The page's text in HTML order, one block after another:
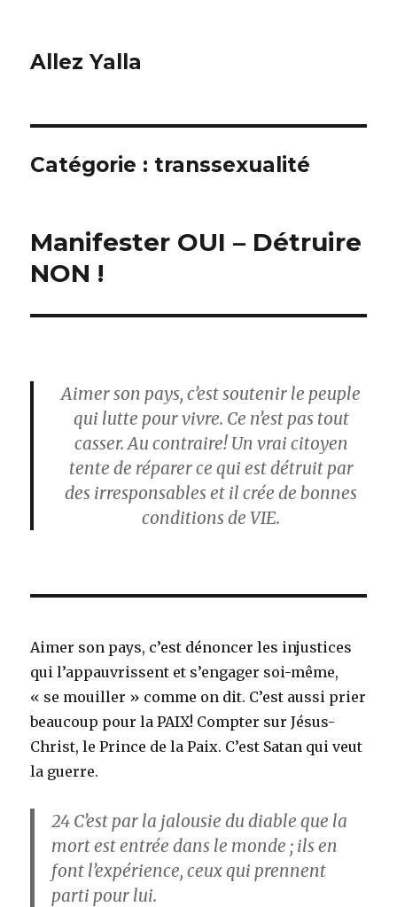
Allez Yalla
Catégorie : transsexualité
Manifester OUI – Détruire
NON !
Aimer son pays, c’est soutenir le peuple
qui lutte pour vivre. Ce n’est pas tout
casser. Au contraire! Un vrai citoyen
tente de réparer ce qui est détruit par
des irresponsables et il crée de bonnes
conditions de VIE.
Aimer son pays, c’est dénoncer les injustices
qui l’appauvrissent et s’engager soi-même,
« se mouiller » comme on dit. C’est aussi prier
beaucoup pour la PAIX! Compter sur Jésus-
Christ, le Prince de la Paix. C’est Satan qui veut
la guerre.
24 C’est par la jalousie du diable que la
mort est entrée dans le monde ; ils en
font l’expérience, ceux qui prennent
parti pour lui.